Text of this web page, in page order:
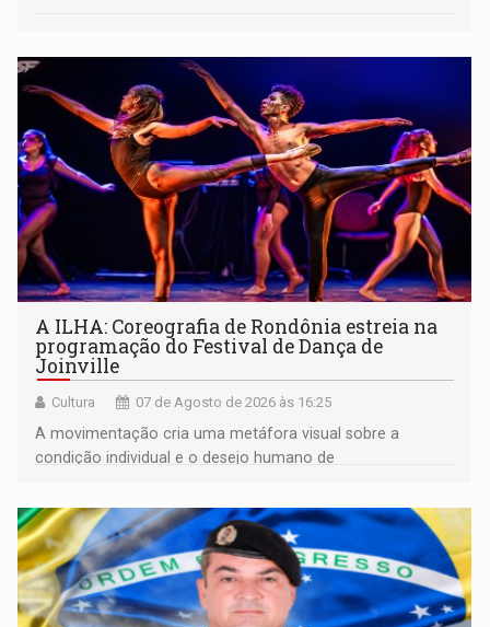
A ILHA: Coreografia de Rondônia estreia na
programação do Festival de Dança de
Joinville
Cultura 07 de Agosto de 2026 às 16:25
A movimentação cria uma metáfora visual sobre a
condição individual e o desejo humano de